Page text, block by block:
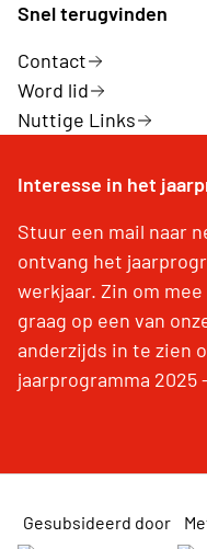
Snel terugvinden
Contact
Word lid
Nuttige Links
Interesse in het
Stuur een mail naar
ontvang het
werkjaar. Zin om
graag op een van
anderzijds in te zien
jaarprogramma 2025
Gesubsideerd door